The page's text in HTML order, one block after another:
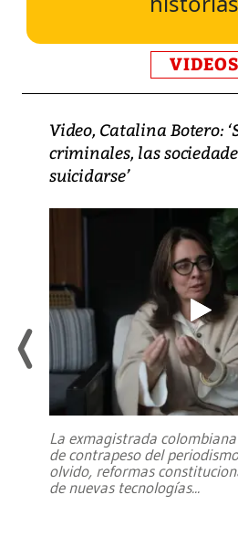
VIDEOS
Video, Catalina Botero:
criminales, las
suicidarse’
La exmagistrada
de contrapeso del
olvido, reformas
de nuevas tecnologías...